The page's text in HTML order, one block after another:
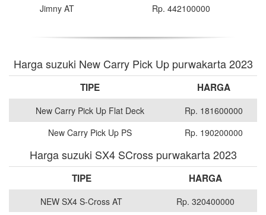
Jimny AT
Rp. 442100000
Harga suzuki New Carry Pick Up purwakarta 2023
TIPE HARGA
New Carry Pick Up Flat Deck
Rp. 181600000
New Carry Pick Up PS
Rp. 190200000
Harga suzuki SX4 SCross purwakarta 2023
TIPE HARGA
NEW SX4 S-Cross AT Rp. 320400000